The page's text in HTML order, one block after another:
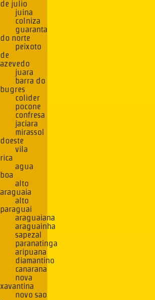
de julio
juina
colniza
guaranta
do norte
peixoto
de
azevedo
juara
barra do
bugres
colider
pocone
confresa
jaciara
mirassol
doeste
vila
rica
agua
boa
alto
araguaia
alto
paraguai
araguaiana
araguainha
sapezal
paranatinga
aripuana
diamantino
canarana
nova
xavantina
novo sao